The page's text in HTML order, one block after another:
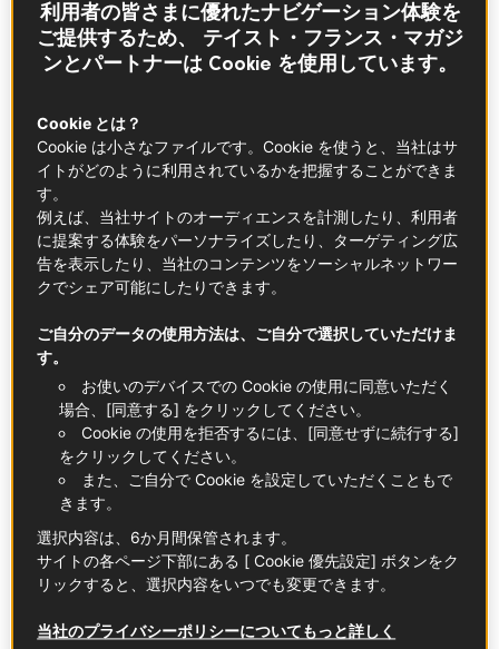
© ©Jackson Gibbs
外観からは、この扉の向こうにフランス最大の垂直型
農園があるとは思いもよりません。ところがこのパリ
北部の元工業用倉庫を改造してコンピュータに接続し
た菜園では、ジャングル（Jungle）社がサラダ菜や若
芽、香草を水耕栽培しています。この方法は、栄養分
を含み淀んだ水槽に植物の根を収穫まで浸しておくと
いうもので、従来の農業に比べ、水の使用量を最大
95％削減できる画期的な栽培方法です。10メートル近
い高さに段が設けられ、十数個の水槽を置いて栽培し
ています。5,000平米の敷地で、20人ほどの従業員が、
パリのスーパーマーケットに卸す野菜を生産している
のです。同社では、このプロジェクトの実現に800万ユ
ーロを投資しています。ここでは、「有害なもの」
薬は一切使用していません。植物の生育をコンピュー
利用者の皆さまに優れたナビゲーション体験を
ご提供するため、 テイスト・フランス・マガジ
ンとパートナーは Cookie を使用しています。
Cookie とは？
Cookie は小さなファイルです。Cookie を使うと、当社はサ
イトがどのように利用されているかを把握することができま
す。
例えば、当社サイトのオーディエンスを計測したり、利用者
に提案する体験をパーソナライズしたり、ターゲティング広
告を表示したり、当社のコンテンツをソーシャルネットワー
クでシェア可能にしたりできます。
ご自分のデータの使用方法は、ご自分で選択していただけま
す。
お使いのデバイスでの Cookie の使用に同意いただく
場合、[同意する] をクリックしてください。
Cookie の使用を拒否するには、[同意せずに続行する]
をクリックしてください。
また、ご自分で Cookie を設定していただくこともで
きます。
選択内容は、6か月間保管されます。
サイトの各ページ下部にある [ Cookie 優先設定] ボタンをク
リックすると、選択内容をいつでも変更できます。
当社のプライバシーポリシーについてもっと詳しく